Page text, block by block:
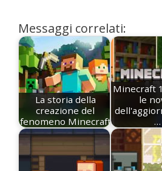
Messaggi correlati:
La storia della
creazione del
fenomeno Minecraft
Minecraft
le
…